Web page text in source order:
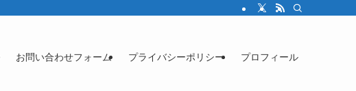
お問い合わせフォーム プライバシーポリシー プロフィール